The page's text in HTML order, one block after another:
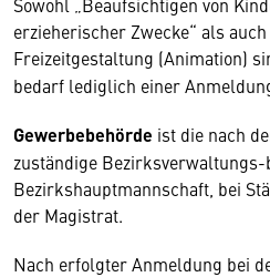
erzieherischer Zwecke“ als
Freizeitgestaltung (Animation)
bedarf lediglich einer
Gewerbebehörde ist die nach
zuständige
Bezirkshauptmannschaft, bei
der Magistrat.
Nach erfolgter Anmeldung bei